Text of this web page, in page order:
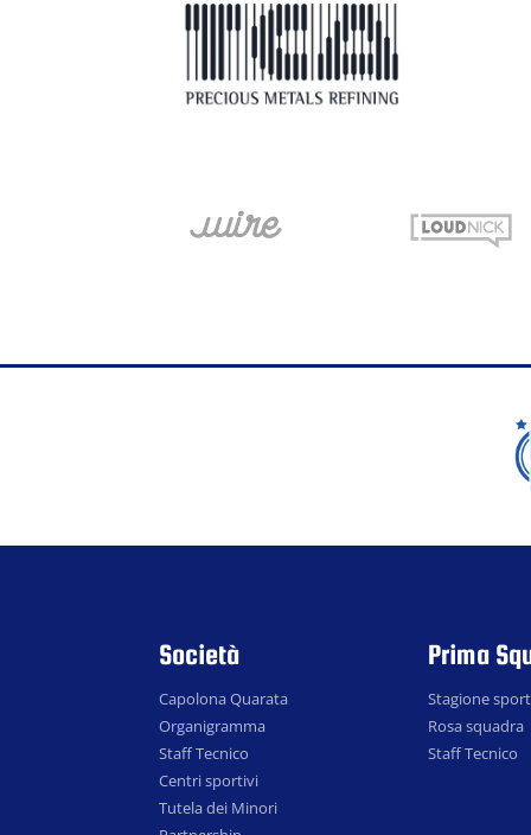
Società
Capolona Quarata
Organigramma
Staff Tecnico
Centri sportivi
Tutela dei Minori
Prima
Stagione
Rosa squadra
Staff Tecnico